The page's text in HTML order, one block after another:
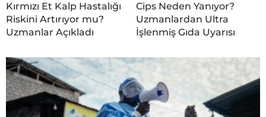
Kırmızı Et Kalp Hastalığı
Riskini Artırıyor mu?
Uzmanlar Açıkladı
Cips Neden Yanıyor?
Uzmanlardan Ultra
İşlenmiş Gıda Uyarısı